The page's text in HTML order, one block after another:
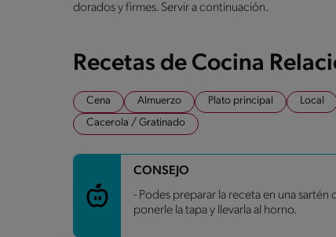
dorados y firmes. Servir a continuación.
Recetas de Cocina
Cena Almuerzo Plato principal Local
Cacerola / Gratinado
CONSEJO
- Podes preparar la receta en una
ponerle la tapa y llevarla al horno.